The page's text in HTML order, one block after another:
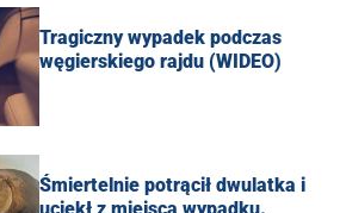
Tragiczny wypadek podczas
węgierskiego rajdu (WIDEO)
Śmiertelnie potrącił dwulatka i
uciekł z miejsca wypadku.